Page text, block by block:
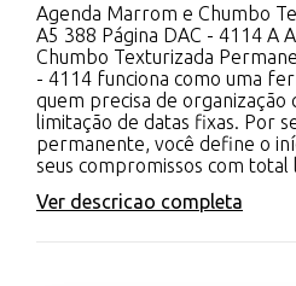
Agenda Marrom e Chumbo
A5 388 Página DAC - 4114 A
Chumbo Texturizada
- 4114 funciona como uma
quem precisa de organização
limitação de datas fixas. Por
permanente, você define o
seus compromissos com total
Ver descricao completa